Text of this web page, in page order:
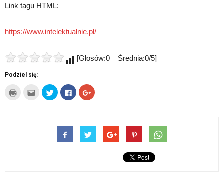
Link tagu HTML:
https://www.intelektualnie.pl/
[Głosów:0 Średnia:0/5]
Podziel się:
Kliknij
wydrukować(Otwiera
Kliknij,
aby
wysłać
mail(Otwiera
Udostępnij
na
Twitterze(Otwiera
oknie)
Click
to
share
nowym
oknie)
Click
to
się
w
nowym
oknie)